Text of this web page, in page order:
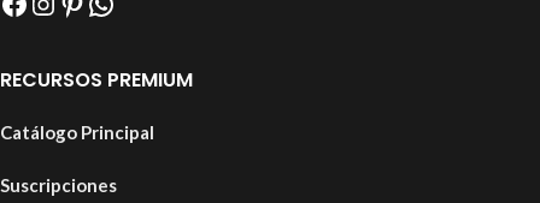
RECURSOS PREMIUM
Catálogo Principal
Suscripciones